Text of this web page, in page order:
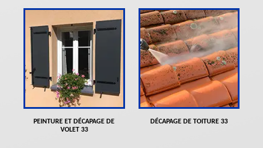
PEINTURE ET DÉCAPAGE DE
VOLET 33
DÉCAPAGE DE TOITURE 33